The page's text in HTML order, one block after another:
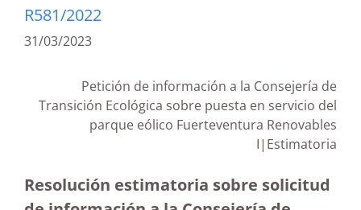
R581/2022
31/03/2023
Petición de información a la Consejería de
Transición Ecológica sobre puesta en servicio del
parque eólico Fuerteventura Renovables
I|Estimatoria
Resolución estimatoria sobre solicitud